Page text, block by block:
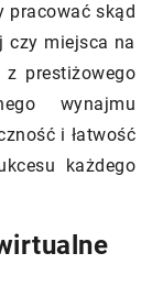
pracować skąd
czy miejsca na
z prestiżowego
wynajmu
i łatwość
każdego